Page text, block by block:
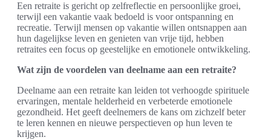
Een retraite is gericht op zelfreflectie en persoonlijke groei,
terwijl een vakantie vaak bedoeld is voor ontspanning en
recreatie. Terwijl mensen op vakantie willen ontsnappen aan
hun dagelijkse leven en genieten van vrije tijd, hebben
retraites een focus op geestelijke en emotionele ontwikkeling.
Wat zijn de voordelen van deelname aan een retraite?
Deelname aan een retraite kan leiden tot verhoogde spirituele
ervaringen, mentale helderheid en verbeterde emotionele
gezondheid. Het geeft deelnemers de kans om zichzelf beter
te leren kennen en nieuwe perspectieven op hun leven te
krijgen.